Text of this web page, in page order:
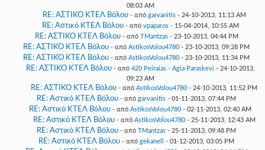
08:03 AM
RE: ΑΣΤΙΚΟ ΚΤΕΛ Βόλου - από garvanitis- 24-10-2013, 11:13 AM
RE: Αστικό ΚΤΕΛ Βόλου - από vpaparos- 15-04-2014, 10:55 AM
RE: ΑΣΤΙΚΟ ΚΤΕΛ Βόλου - από TMantzas- 23-10-2013, 04:44 PM
RE: ΑΣΤΙΚΟ ΚΤΕΛ Βόλου - από AstikosVolou4780 - 23-10-2013, 09:28 PM
RE: ΑΣΤΙΚΟ ΚΤΕΛ Βόλου - από AstikosVolou4780 - 23-10-2013, 11:34 PM
RE: ΑΣΤΙΚΟ ΚΤΕΛ Βόλου - από 420 Peiraias - Agia Paraskevi - 24-10-2013,
09:23 AM
RE: ΑΣΤΙΚΟ ΚΤΕΛ Βόλου - από AstikosVolou4780 - 24-10-2013, 11:52 PM
RE: Αστικό ΚΤΕΛ Βόλου - από garvanitis - 01-11-2013, 07:44 PM
RE: Αστικό ΚΤΕΛ Βόλου - από AstikosVolou4780 - 02-11-2013, 02:40 AM
RE: Αστικό ΚΤΕΛ Βόλου - από AstikosVolou4780- 25-11-2013, 12:43 AM
RE: Αστικό ΚΤΕΛ Βόλου - από TMantzas - 25-11-2013, 09:48 PM
RE: Αστικό ΚΤΕΛ Βόλου - από gekanell - 01-12-2013, 03:05 PM